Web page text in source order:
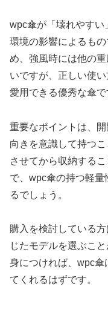
wpc傘が「壊れやすい
環境の影響によるも
め、強風時には他の
いですが、正しい使
愛用できる優秀な傘で
重要なポイントは、
向きを意識して持つ
させてから収納する
で、wpc傘の持つ軽量
るでしょう。
購入を検討している
じたモデルを選ぶこ
身につければ、wpc傘
てくれるはずです。